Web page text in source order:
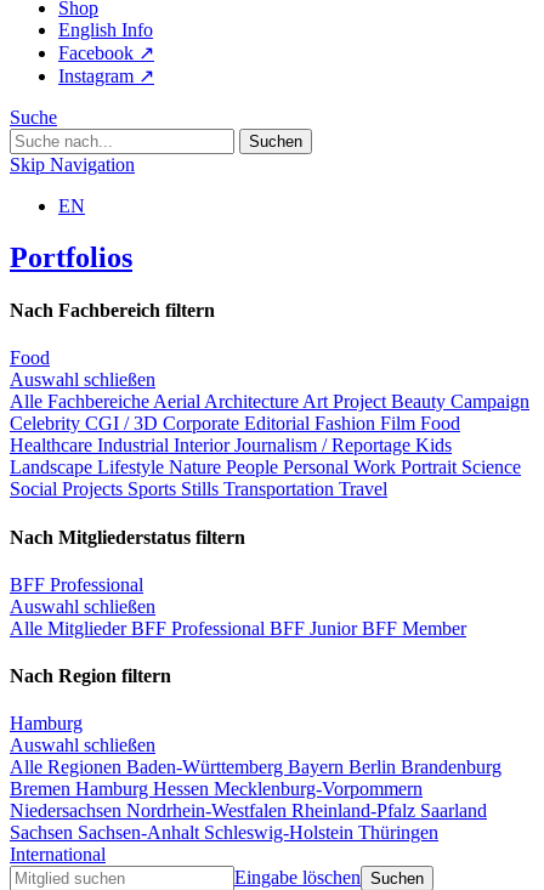
Shop
English Info
Facebook ↗︎
Instagram ↗︎
Suche
Skip Navigation
EN
Portfolios
Nach Fachbereich filtern
Food
Auswahl schließen
Alle Fachbereiche Aerial Architecture Art Project Beauty Campaign
Celebrity CGI / 3D Corporate Editorial Fashion Film Food
Healthcare Industrial InteriorJournalism / Reportage Kids
Landscape Lifestyle Nature People Personal Work Portrait Science
Social Projects Sports Stills Transportation Travel
Nach Mitgliederstatus filtern
BFF Professional
Auswahl schließen
Alle MitgliederBFF Professional BFF JuniorBFF Member
Nach Region filtern
Hamburg
Auswahl schließen
Alle Regionen Baden-Württemberg Bayern Berlin Brandenburg
Bremen Hamburg Hessen Mecklenburg-Vorpommern
Niedersachsen Nordrhein-Westfalen Rheinland-Pfalz Saarland
Sachsen Sachsen-Anhalt Schleswig-Holstein Thüringen
International
Eingabe löschen